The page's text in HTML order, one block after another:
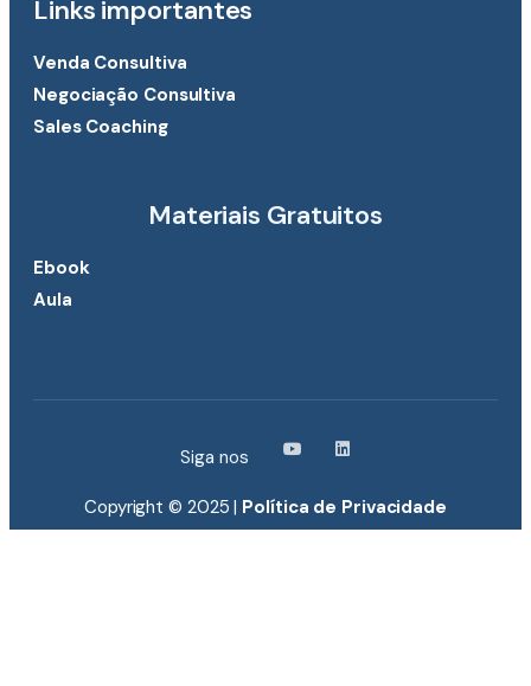
Links importantes
Venda Consultiva
Negociação Consultiva
Sales Coaching
Materiais Gratuitos
Ebook
Aula
Copyright © 2025 | Política de Privacidade
Siga nos